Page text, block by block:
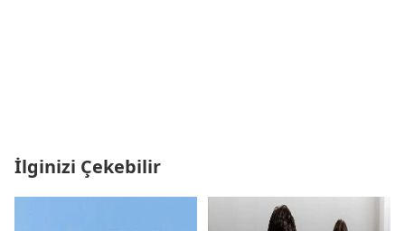
İlginizi Çekebilir